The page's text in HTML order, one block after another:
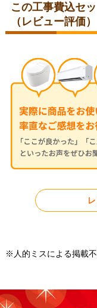
埼玉県比企郡
コロナ ルームエア
V2826R-W
神奈川県秦野
この工事費込セ
（レビュー評価）
※人的ミスによる掲載不